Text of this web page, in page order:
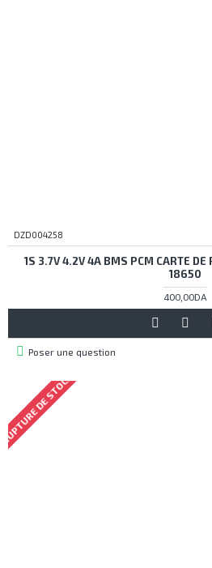
DZD004258
1S 3.7V 4.2V 4A BMS PCM CARTE DE
18650
400,00DA
Poser une question
DE STOCK